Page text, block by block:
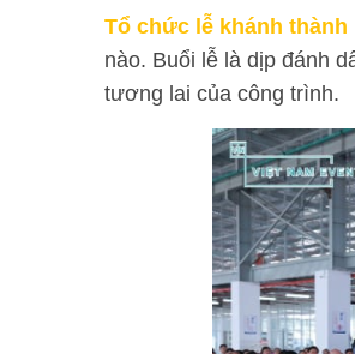
Tổ chức lễ khánh thành
nào. Buổi lễ là dịp đánh
tương lai của công trình.